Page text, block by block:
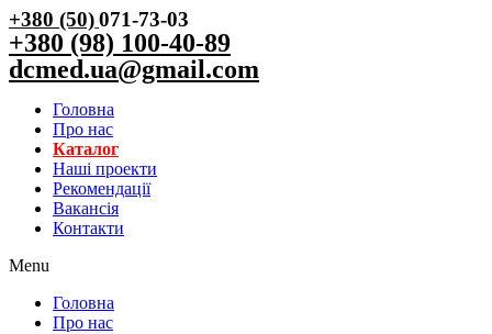
+380 (50)071-73-03
+380 (98) 100-40-89
dcmed.ua@gmail.com
Головна
Про нас
Каталог
Нашi проекти
Рекомендації
Вакансiя
Контакти
Menu
Головна
Про нас